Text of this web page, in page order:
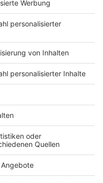
einen deutschen
Sportarten
Übersicht
sollen. Die
über Halle